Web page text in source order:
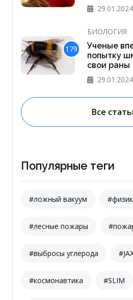
29.01.2024
179
БИОЛОГИЯ
Ученые
попытку
свои раны
29.01.2024
Все
Популярные теги
#ложный вакуум
#лесные пожары
#выбросы углерода
#космонавтика #SLIM